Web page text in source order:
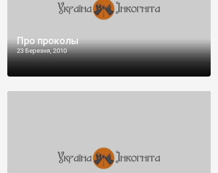
Про проколы
23 Березня, 2010